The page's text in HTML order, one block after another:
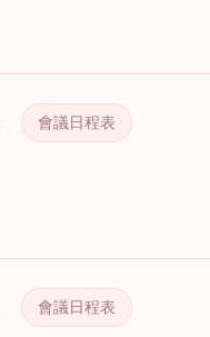
會議日程表
會議日程表